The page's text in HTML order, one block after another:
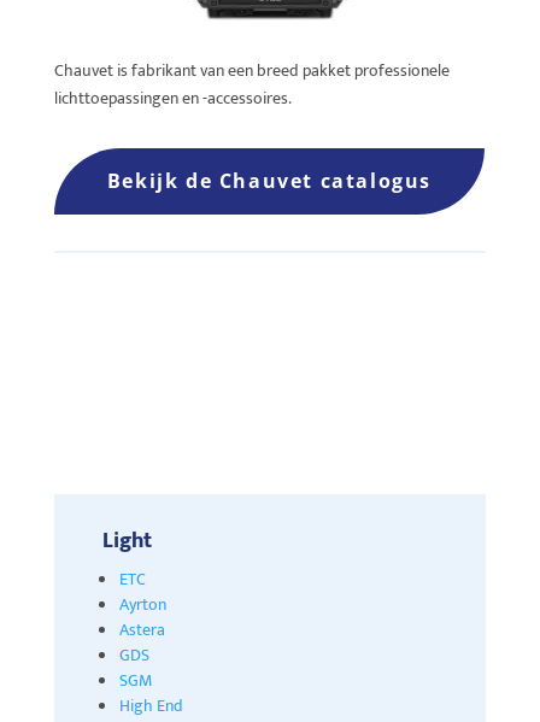
Chauvet is fabrikant van een breed pakket professionele
lichttoepassingen en -accessoires.
Bekijk de Chauvet catalogus
Light
ETC
Ayrton
Astera
GDS
SGM
High End